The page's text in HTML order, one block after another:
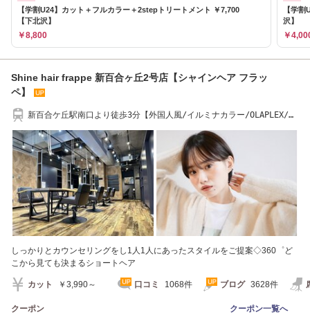
【学割U24】カット＋フルカラー＋2stepトリートメント ￥7,700
【下北沢】
￥8,800
【学
沢】
￥
Shine hair frappe 新百合ヶ丘2号店【シャインヘア フラッ
ペ】
新百合ケ丘駅南口より徒歩3分【外国人風/イルミナカラー/OLAPLEX/マ
しっかりとカウンセリングをし1人1人にあったスタイルをご提案◇360゜ど
こから見ても決まるショートヘア
カット ￥3,990～ 口コミ 1068件 ブログ 3628件
クーポン クーポン一覧へ